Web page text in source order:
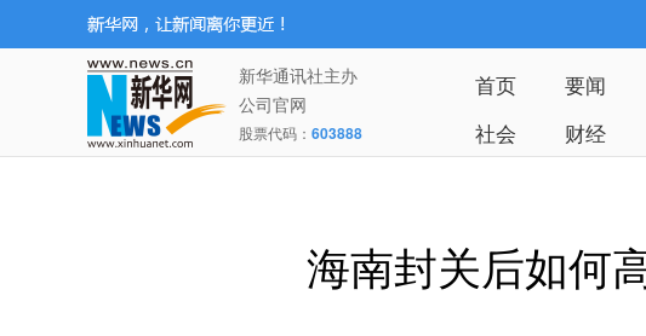
新华通讯社主办
公司官网
股票代码： 603888
首页 要闻
社会
财经
海南封关后如何